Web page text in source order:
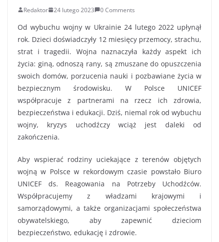
Redaktor 24 lutego 2023 0 Comments
Od wybuchu wojny w Ukrainie 24 lutego 2022 upłynął
rok. Dzieci doświadczyły 12 miesięcy przemocy, strachu,
strat i tragedii. Wojna naznaczyła każdy aspekt ich
życia: giną, odnoszą rany, są zmuszane do opuszczenia
swoich domów, porzucenia nauki i pozbawiane życia w
bezpiecznym środowisku. W Polsce UNICEF
współpracuje z partnerami na rzecz ich zdrowia,
bezpieczeństwa i edukacji. Dziś, niemal rok od wybuchu
wojny, kryzys uchodźczy wciąż jest daleki od
zakończenia.
Aby wspierać rodziny uciekające z terenów objętych
wojną w Polsce w rekordowym czasie powstało Biuro
UNICEF ds. Reagowania na Potrzeby Uchodźców.
Współpracujemy z władzami krajowymi i
samorządowymi, a także organizacjami społeczeństwa
obywatelskiego, aby zapewnić dzieciom
bezpieczeństwo, edukację i zdrowie.